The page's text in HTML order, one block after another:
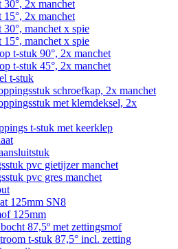
30°, 2x manchet
15°, 2x manchet
30°, manchet x spie
15°, manchet x spie
t-stuk 90°, 2x manchet
t-stuk 45°, 2x manchet
t-stuk
schroefkap, 2x manchet
met klemdeksel, 2x
t-stuk met keerklep
pvc gietijzer manchet
pvc gres manchet
125mm SN8
125mm
87,5º met zettingsmof
t-stuk 87,5° incl. zetting